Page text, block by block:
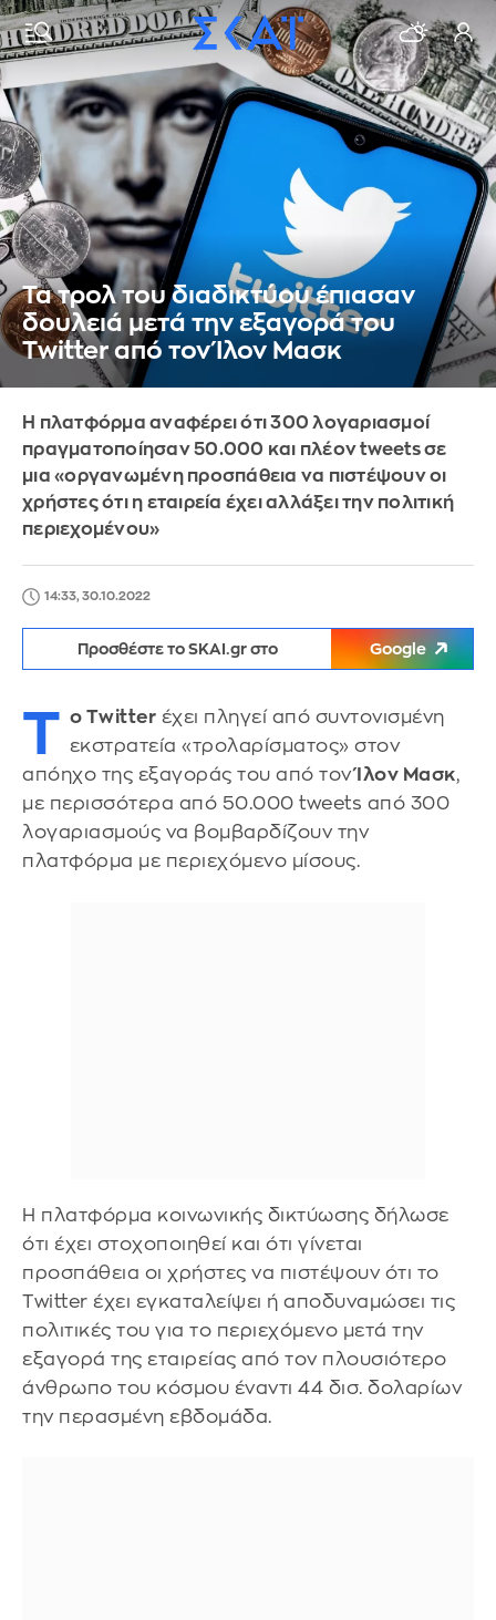
Τα τρολ του διαδικτύου έπιασαν
δουλειά μετά την εξαγορά του
Twitter από τον Ίλον Μασκ
Η πλατφόρμα αναφέρει ότι 300 λογαριασμοί
πραγματοποίησαν 50.000 και πλέον tweets σε
μια «οργανωμένη προσπάθεια να πιστέψουν οι
χρήστες ότι η εταιρεία έχει αλλάξει την πολιτική
περιεχομένου»
14:33, 30.10.2022
Προσθέστε το SKAI.gr στο Google
Τ ο Twitter έχει πληγεί από συντονισμένη
εκστρατεία «τρολαρίσματος» στον
απόηχο της εξαγοράς του από τον Ίλον Μασκ,
με περισσότερα από 50.000 tweets από 300
λογαριασμούς να βομβαρδίζουν την
πλατφόρμα με περιεχόμενο μίσους.
Η πλατφόρμα κοινωνικής δικτύωσης δήλωσε
ότι έχει στοχοποιηθεί και ότι γίνεται
προσπάθεια οι χρήστες να πιστέψουν ότι το
Twitter έχει εγκαταλείψει ή αποδυναμώσει τις
πολιτικές του για το περιεχόμενο μετά την
εξαγορά της εταιρείας από τον πλουσιότερο
άνθρωπο του κόσμου έναντι 44 δισ. δολαρίων
την περασμένη εβδομάδα.